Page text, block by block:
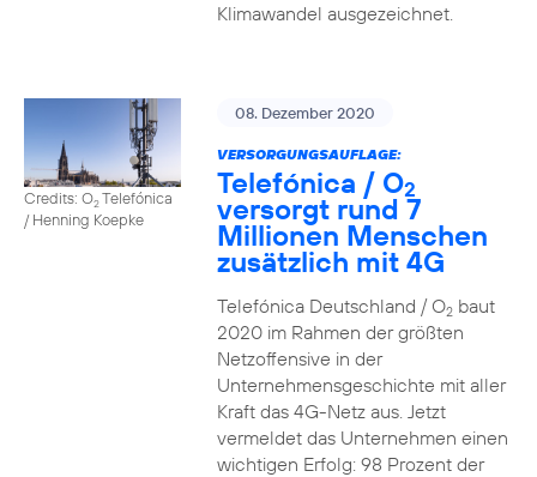
Klimawandel ausgezeichnet.
Credits: O2Telefónica
/ Henning Koepke
08. Dezember 2020
VERSORGUNGSAUFLAGE:
Telefónica / O2
versorgt rund 7
Millionen Menschen
zusätzlich mit 4G
Telefónica Deutschland / O2baut
2020 im Rahmen der größten
Netzoffensive in der
Unternehmensgeschichte mit aller
Kraft das 4G-Netz aus. Jetzt
vermeldet das Unternehmen einen
wichtigen Erfolg: 98 Prozent der